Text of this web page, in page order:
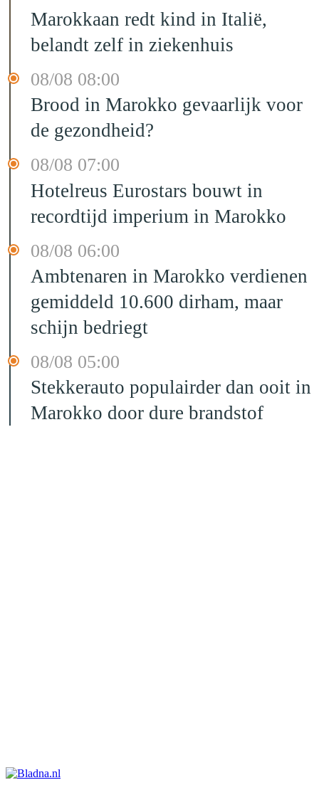
Marokkaan redt kind in Italië,
belandt zelf in ziekenhuis
08/08 08:00
Brood in Marokko gevaarlijk voor
de gezondheid?
08/08 07:00
Hotelreus Eurostars bouwt in
recordtijd imperium in Marokko
08/08 06:00
Ambtenaren in Marokko verdienen
gemiddeld 10.600 dirham, maar
schijn bedriegt
08/08 05:00
Stekkerauto populairder dan ooit in
Marokko door dure brandstof